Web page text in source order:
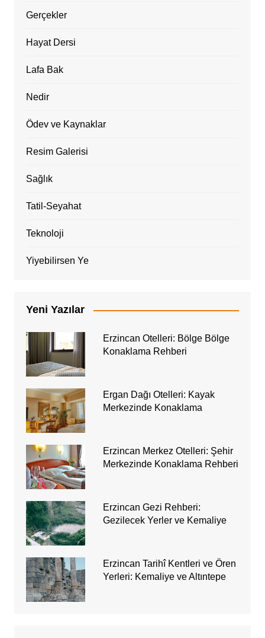
Gerçekler
Hayat Dersi
Lafa Bak
Nedir
Ödev ve Kaynaklar
Resim Galerisi
Sağlık
Tatil-Seyahat
Teknoloji
Yiyebilirsen Ye
Yeni Yazılar
Erzincan Otelleri: Bölge Bölge
Konaklama Rehberi
Ergan Dağı Otelleri: Kayak
Merkezinde Konaklama
Erzincan Merkez Otelleri: Şehir
Merkezinde Konaklama Rehberi
Erzincan Gezi Rehberi:
Gezilecek Yerler ve Kemaliye
Erzincan Tarihî Kentleri ve Ören
Yerleri: Kemaliye ve Altıntepe